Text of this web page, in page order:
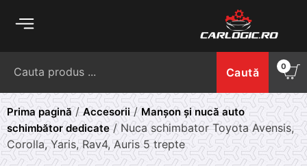
Caută 0
Prima pagină/Accesorii/Manșon și nucă auto
schimbător dedicate/ Nuca schimbator Toyota Avensis,
Corolla, Yaris, Rav4, Auris 5 trepte